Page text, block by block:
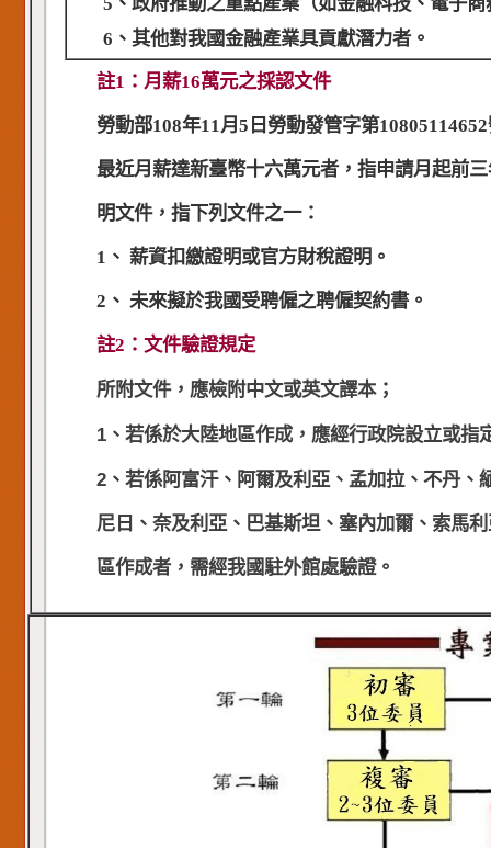
6、其他對我國金融產業具貢獻潛力者。
註1：月薪16萬元之採認文件
勞動部108年11月 5 日勞動發管字第10805114652
最近月薪達新臺幣十六萬元者，指申請月起前
明文件，指下列文件之一：
1 、 薪資扣繳證明或官方財稅證明。
2 、 未來擬於我國受聘僱之聘僱契約書。
註2：文件驗證規定
所附文件，應檢附中文或英文譯本；
1、 若係於大陸地區作成， 應經行政院設立或指
2、 若係阿富汗、阿爾及利亞、孟加拉、不丹、
尼日、奈及利亞、巴基斯坦、塞內加爾、索馬
區作成者，需經我國駐外館處驗證。